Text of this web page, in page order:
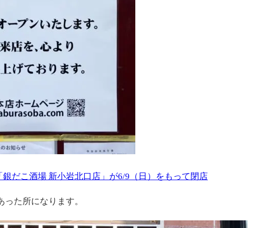
銀だこ酒場 新小岩北口店」が6/9（日）をもって閉店
た所になります。